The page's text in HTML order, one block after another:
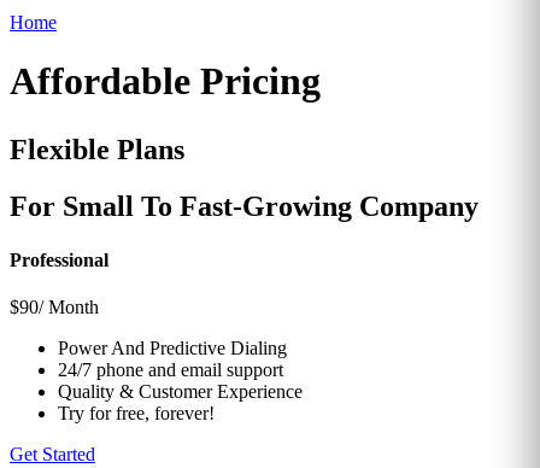
Home
Affordable Pricing
Flexible Plans
For Small To Fast-Growing Company
Professional
$90/ Month
Power And Predictive Dialing
24/7 phone and email support
Quality & Customer Experience
Try for free, forever!
Get Started